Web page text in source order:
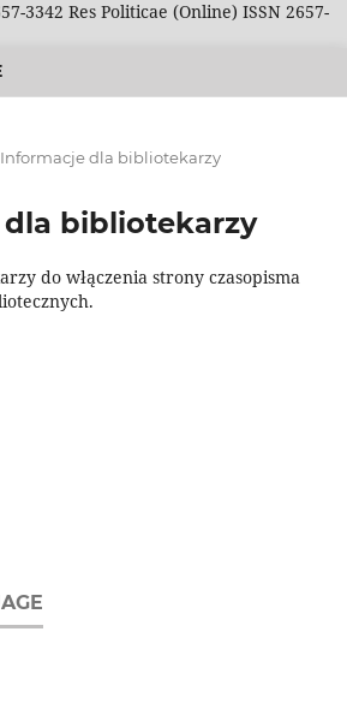
3342 Res Politicae (Online) ISSN 2657-
Informacje dla bibliotekarzy
bibliotekarzy
do włączenia strony czasopisma